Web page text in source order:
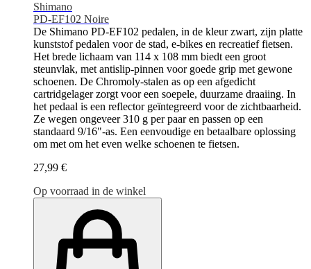
Shimano
PD-EF102 Noire
De Shimano PD-EF102 pedalen, in de kleur zwart, zijn platte
kunststof pedalen voor de stad, e-bikes en recreatief fietsen.
Het brede lichaam van 114 x 108 mm biedt een groot
steunvlak, met antislip-pinnen voor goede grip met gewone
schoenen. De Chromoly-stalen as op een afgedicht
cartridgelager zorgt voor een soepele, duurzame draaiing. In
het pedaal is een reflector geïntegreerd voor de zichtbaarheid.
Ze wegen ongeveer 310 g per paar en passen op een
standaard 9/16"-as. Een eenvoudige en betaalbare oplossing
om met om het even welke schoenen te fietsen.
27,99 €
Op voorraad in de winkel